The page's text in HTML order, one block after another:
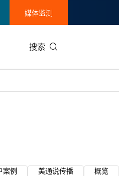
媒体监测
搜索
概览
美通说传播
案例